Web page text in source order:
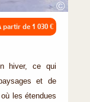
©
partir de 1 030 €
hiver, ce qui
et de
les étendues